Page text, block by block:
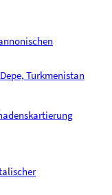
Turkmenistan